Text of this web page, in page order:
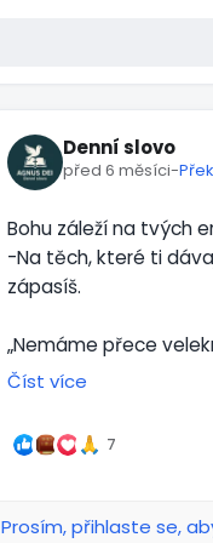
Denní slovo
před 6 měsíci-
Bohu záleží na tvých
-Na těch, které ti
zápasíš.
„Nemáme přece
(Židům 4:15). Ježíš ví,
„Mějte z toho jen
„Ať je vám vzdálena
Číst více
7
Prosím, přihlaste se,